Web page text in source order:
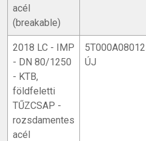
Alacsony karbantartási
Időjárásálló
Zajmentes
Jó láthatóság
Elzárás után automatikus
fagyveszélyes
Kibontás nélkül javítható
Tűzoltóságnál
acél
(breakable)
2018 LC - IMP
- DN 80/1250
- KTB,
földfeletti
TŰZCSAP -
rozsdamentes
acél
ÚJ